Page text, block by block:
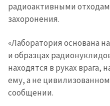
радиоактивными
захоронения.
«Лаборатория основана
и образцах
находятся в руках врага,
ему, а не
сообщении.